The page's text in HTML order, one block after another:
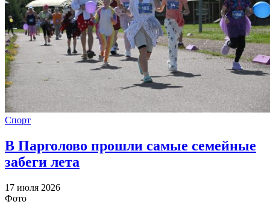
Спорт
В Парголово прошли самые семейные
забеги лета
17 июля 2026
Фото